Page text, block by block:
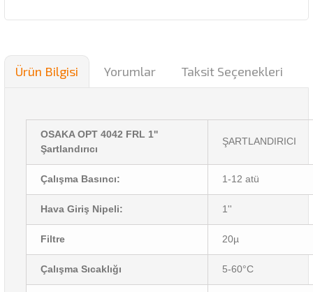
Ürün Bilgisi Yorumlar Taksit Seçenekleri
OSAKA OPT 4042 FRL 1''
Şartlandırıcı
ŞARTLANDIRICI
Çalışma Basıncı: 1-12 atü
Hava Giriş Nipeli: 1''
Filtre 20µ
Çalışma Sıcaklığı 5-60°C